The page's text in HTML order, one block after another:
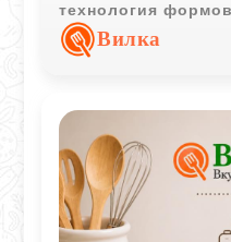
технология
интересную
отличным
Вилка